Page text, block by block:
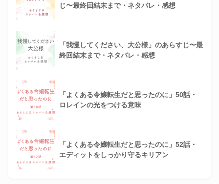
じ〜最終回結末まで・ネタバレ・感想
「我慢してください、大公様」のあらすじ〜最
終回結末まで・ネタバレ・感想
「よくある令嬢転生だと思ったのに」50話・
ロレインの光をつける意味
「よくある令嬢転生だと思ったのに」52話・
エディットをしっかり守るキリアン